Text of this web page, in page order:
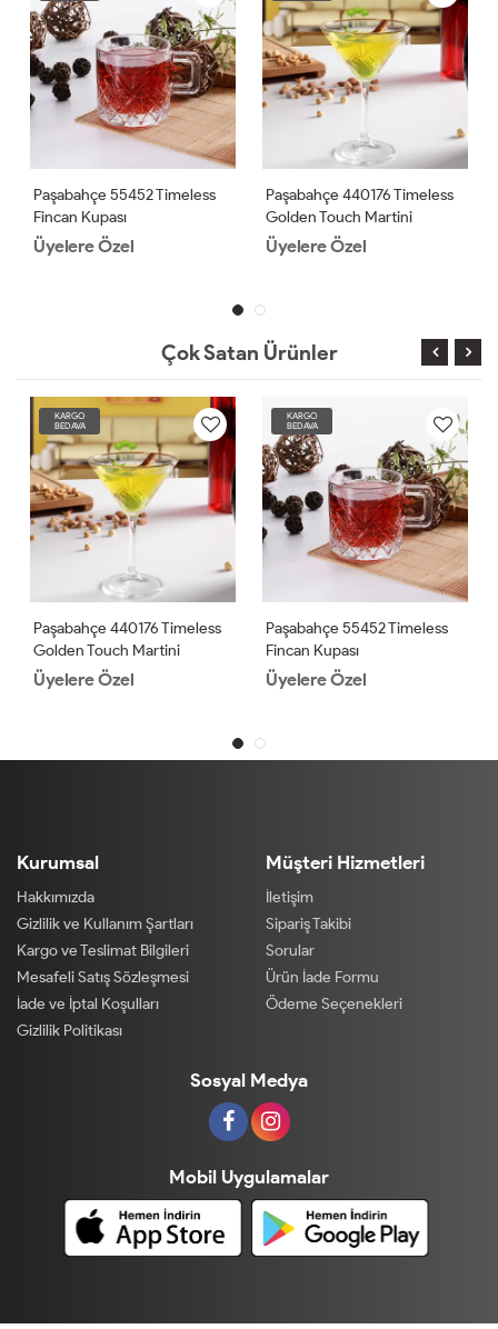
Paşabahçe 55452 Timeless
Fincan Kupası
Üyelere Özel
Paşabahçe 440176 Timeless
Golden Touch Martini
Bardağı 4'lü
Üyelere Özel
Çok Satan Ürünler
KARGO
BEDAVA
Paşabahçe 440176 Timeless
Golden Touch Martini
Bardağı 4'lü
Üyelere Özel
KARGO
BEDAVA
Paşabahçe 55452 Timeless
Fincan Kupası
Üyelere Özel
Kurumsal
Hakkımızda
Gizlilik ve Kullanım Şartları
Kargo ve Teslimat Bilgileri
Mesafeli Satış Sözleşmesi
İade ve İptal Koşulları
Gizlilik Politikası
Müşteri Hizmetleri
İletişim
Sipariş Takibi
Sorular
Ürün İade Formu
Ödeme Seçenekleri
Sosyal Medya
Mobil Uygulamalar